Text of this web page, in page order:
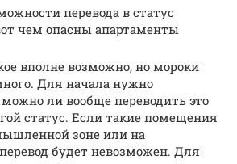
перевода в статус
чем опасны апартаменты
вполне возможно, но мороки
Для начала нужно
ли вообще переводить это
статус. Если такие помещения
зоне или на
будет невозможен. Для